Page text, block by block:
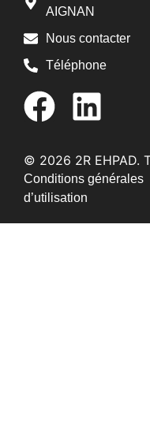
AIGNAN
Nous contacter
Téléphone
© 2026 2R EHPAD.
Conditions générales
d’utilisation